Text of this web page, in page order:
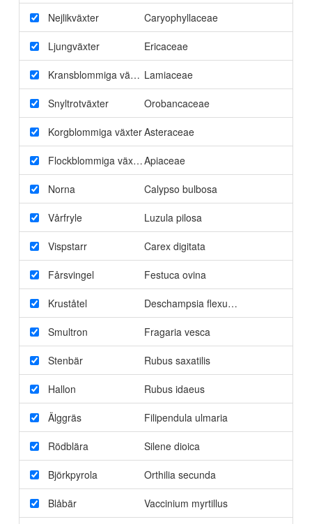
Nejlikväxter Caryophyllaceae
Ljungväxter Ericaceae
Kransblommiga växterLamiaceae
Snyltrotväxter Orobancaceae
Korgblommiga växterAsteraceae
Flockblommiga växterApiaceae
Norna Calypso bulbosa
Vårfryle Luzula pilosa
Vispstarr Carex digitata
Fårsvingel Festuca ovina
Kruståtel Deschampsia flexuosa
Smultron Fragaria vesca
Stenbär Rubus saxatilis
Hallon Rubus idaeus
Älggräs Filipendula ulmaria
Rödblära Silene dioica
Björkpyrola Orthilia secunda
Blåbär Vaccinium myrtillus